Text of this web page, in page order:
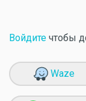
Войдите чтобы
Waze